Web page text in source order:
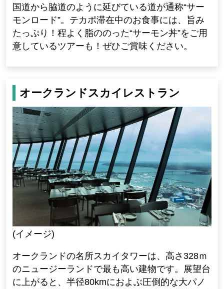
国道から脇道のように延びている道が通称“サー
モンロード”。テカポ滞在中のお食事には、旨み
たっぷり！程よく脂ののった“サーモン丼”をご用
意しているツアーも！ぜひご賞味ください。
オークランドスカイレストラン
(イメージ)
オークランドの名所スカイタワーは、高さ328ｍ
のニュージーランドで最も高い建物です。展望台
に上がると、半径80kmにおよぶ圧倒的な大パノ